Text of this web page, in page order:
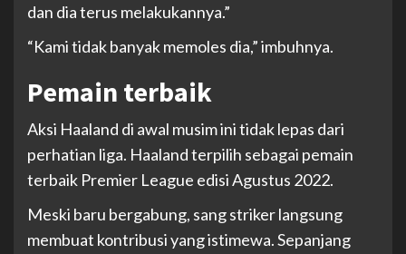
dan dia terus melakukannya.”
“Kami tidak banyak memoles dia,” imbuhnya.
Pemain terbaik
Aksi Haaland di awal musim ini tidak lepas dari
perhatian liga. Haaland terpilih sebagai pemain
terbaik Premier League edisi Agustus 2022.
Meski baru bergabung, sang striker langsung
membuat kontribusi yang istimewa. Sepanjang